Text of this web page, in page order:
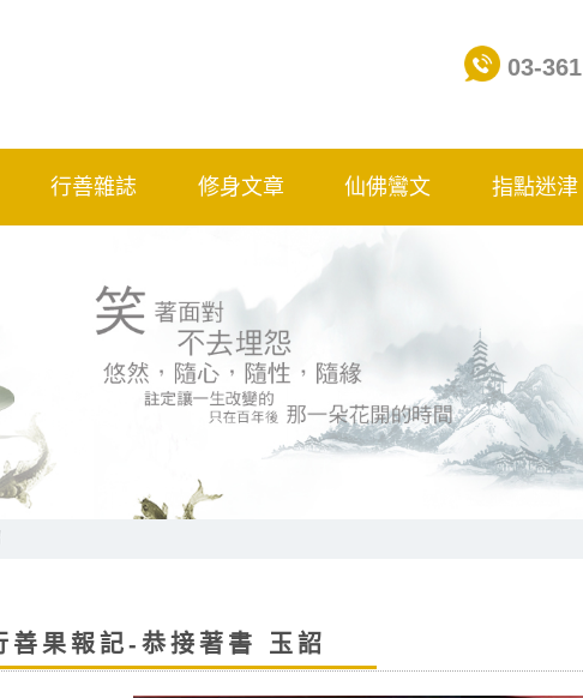
03-
行善雜誌 修身文章 仙佛鸞文 指點迷津
善果報記-恭接著書 玉詔